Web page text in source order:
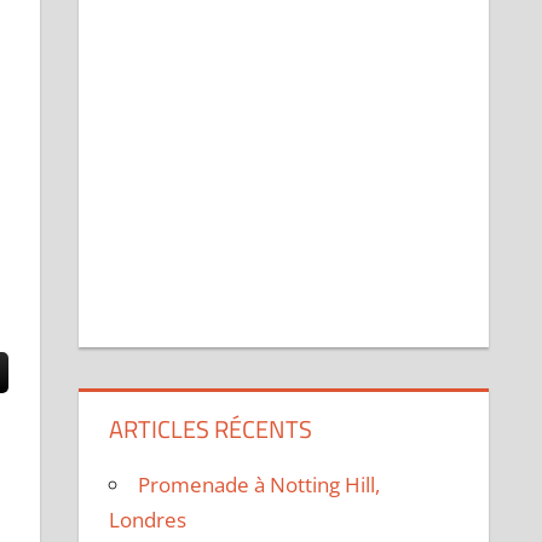
ARTICLES RÉCENTS
Promenade à Notting Hill,
Londres